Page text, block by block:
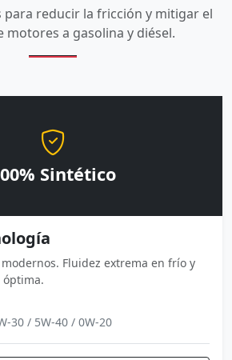
para reducir la fricción y mitigar el
motores a gasolina y diésel.
Sintético
Fluidez extrema en frío y
30 / 5W-40 / 0W-20